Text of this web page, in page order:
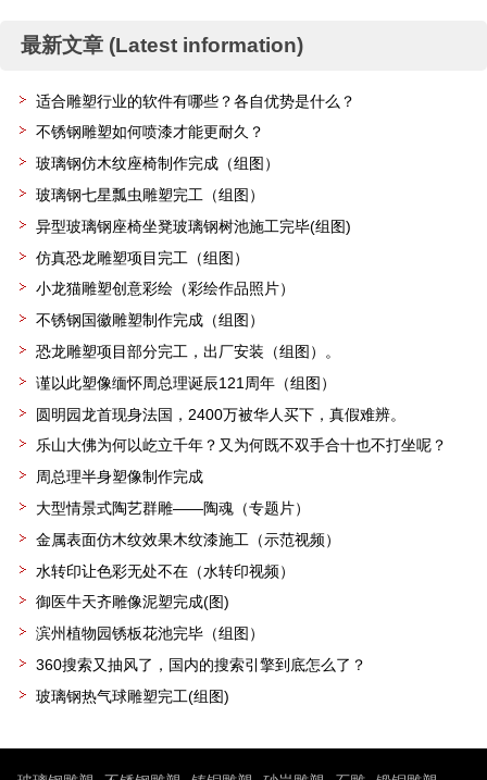
最新文章 (Latest information)
适合雕塑行业的软件有哪些？各自优势是什么？
不锈钢雕塑如何喷漆才能更耐久？
玻璃钢仿木纹座椅制作完成（组图）
玻璃钢七星瓢虫雕塑完工（组图）
异型玻璃钢座椅坐凳玻璃钢树池施工完毕(组图)
仿真恐龙雕塑项目完工（组图）
小龙猫雕塑创意彩绘（彩绘作品照片）
不锈钢国徽雕塑制作完成（组图）
恐龙雕塑项目部分完工，出厂安装（组图）。
谨以此塑像缅怀周总理诞辰121周年（组图）
圆明园龙首现身法国，2400万被华人买下，真假难辨。
乐山大佛为何以屹立千年？又为何既不双手合十也不打坐呢？
周总理半身塑像制作完成
大型情景式陶艺群雕——陶魂（专题片）
金属表面仿木纹效果木纹漆施工（示范视频）
水转印让色彩无处不在（水转印视频）
御医牛天齐雕像泥塑完成(图)
滨州植物园锈板花池完毕（组图）
360搜索又抽风了，国内的搜索引擎到底怎么了？
玻璃钢热气球雕塑完工(组图)